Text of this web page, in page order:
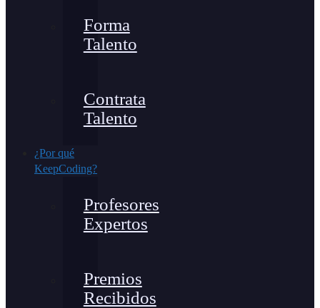
Forma
Talento
Contrata
Talento
¿Por qué
KeepCoding?
Profesores
Expertos
Premios
Recibidos